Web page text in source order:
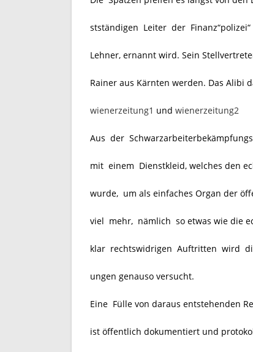
stständigen Leiter der
Lehner, ernannt wird. Sein
Rainer aus Kärnten werden. Das Alibi
wienerzeitung1 und wienerzeitung2
Aus der
mit einem Dienstkleid, welches den
wurde, um als einfaches Organ der
viel mehr, nämlich so etwas wie die
klar rechtswidrigen Auftritten wird
ungen genauso versucht.
Eine Fülle von daraus entstehenden
ist öffentlich dokumentiert und